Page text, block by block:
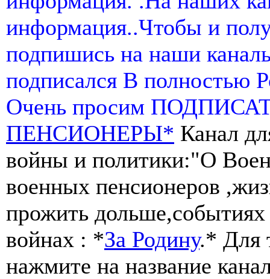
информация..Чтобы и
подпишись на наши
подписался В полностью
Очень просим
ПЕНСИОНЕРЫ* Канал
войны и политики:"О
военных пенсионеров
прожить
войнах : *За Родину.* Для
нажмите на название